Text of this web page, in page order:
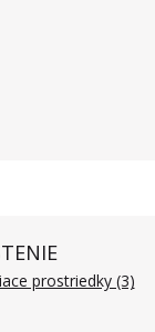
prostriedky (3)